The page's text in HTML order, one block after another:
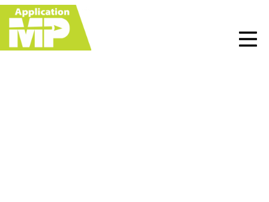
Menu
Skip
right
header
Skip
main
content
Skip
primary
sidebar
Skip
footer